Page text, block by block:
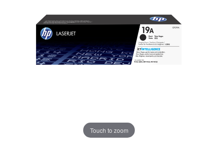
Touch to zoom